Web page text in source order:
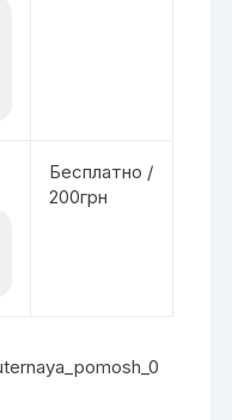
Бесплатно /
200грн